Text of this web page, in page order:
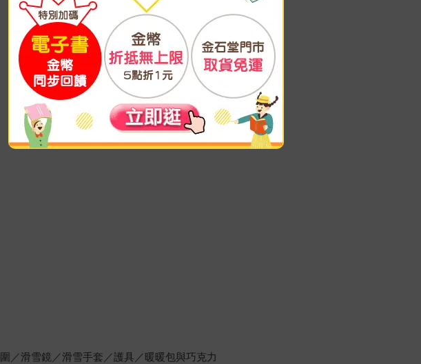
／滑雪鏡／滑雪手套／護具／暖暖包與巧克力